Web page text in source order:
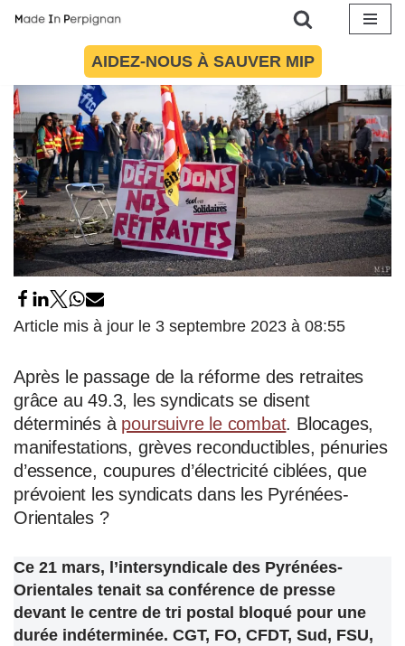
contenu
AIDEZ-NOUS À SAUVER MIP
Article mis à jour le 3 septembre 2023 à 08:55
Après le passage de la réforme des retraites
grâce au 49.3, les syndicats se disent
déterminés à poursuivre le combat. Blocages,
manifestations, grèves reconductibles, pénuries
d’essence, coupures d’électricité ciblées, que
prévoient les syndicats dans les Pyrénées-
Orientales ?
Ce 21 mars, l’intersyndicale des Pyrénées-
Orientales tenait sa conférence de presse
devant le centre de tri postal bloqué pour une
durée indéterminée. CGT, FO, CFDT, Sud, FSU,